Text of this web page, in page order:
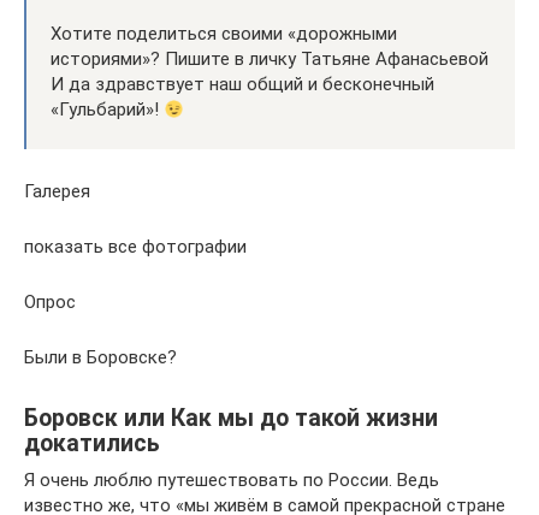
Хотите поделиться своими «дорожными
историями»? Пишите в личку Татьяне Афанасьевой
И да здравствует наш общий и бесконечный
«Гульбарий»!
Галерея
показать все фотографии
Опрос
Были в Боровске?
Боровск или Как мы до такой жизни
докатились
Я очень люблю путешествовать по России. Ведь
известно же, что «мы живём в самой прекрасной стране